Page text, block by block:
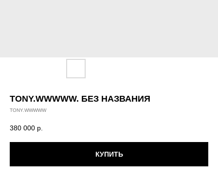
TONY.WWWWW. БЕЗ НАЗВАНИЯ
TONY.WWWWW
380 000 р.
КУПИТЬ